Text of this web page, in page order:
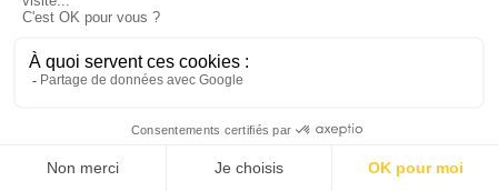
Photographe baptême bar-
Photographe famille
Toulouse
Toulouse